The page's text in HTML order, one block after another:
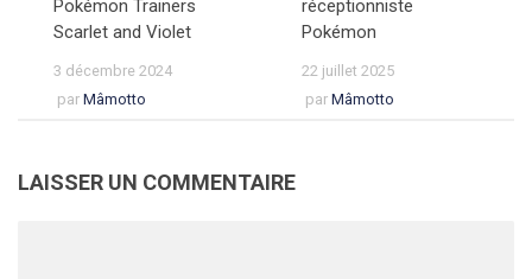
Pokémon Trainers
Scarlet and Violet
3 décembre 2024
par Mâmotto
réceptionniste
Pokémon
22 juillet 2025
par Mâmotto
LAISSER UN COMMENTAIRE